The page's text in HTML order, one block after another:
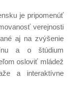
je pripomenúť
verejnosti
aj na zvýšenie
a o štúdium
osloviť mládež
a interaktívne